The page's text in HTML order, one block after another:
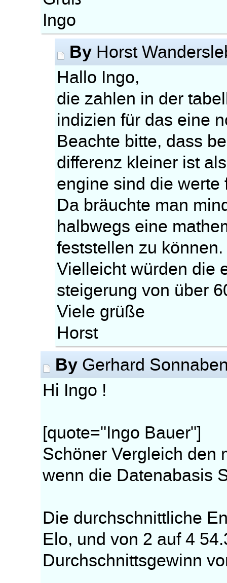
Ingo
By Horst
Hallo Ingo,
die zahlen in der
indizien für das eine
Beachte bitte, dass
differenz kleiner ist
engine sind die werte
Da bräuchte man
halbwegs eine
feststellen zu können.
Vielleicht würden die
steigerung von über
Viele grüße
Horst
By Gerhard
Hi Ingo !
[quote="Ingo Bauer"]
Schöner Vergleich den
wenn die Datenabasis
Die durchschnittliche
Elo, und von 2 auf 4
Durchschnittsgewinn